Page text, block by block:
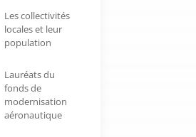
Les collectivités
locales et leur
population
Lauréats du
fonds de
modernisation
aéronautique